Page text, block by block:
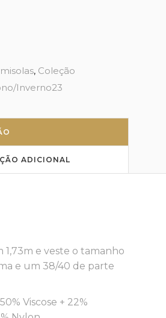
, Coleção
Inverno23
ADICIONAL
1,73m e veste o tamanho
e um 38/40 de parte
Viscose + 22%